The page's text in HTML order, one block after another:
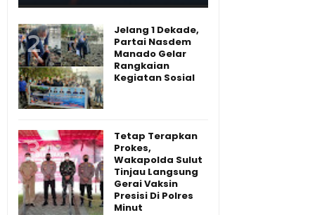
Jelang 1 Dekade,
Partai Nasdem
Manado Gelar
Rangkaian
Kegiatan Sosial
Tetap Terapkan
Prokes,
Wakapolda Sulut
Tinjau Langsung
Gerai Vaksin
Presisi Di Polres
Minut